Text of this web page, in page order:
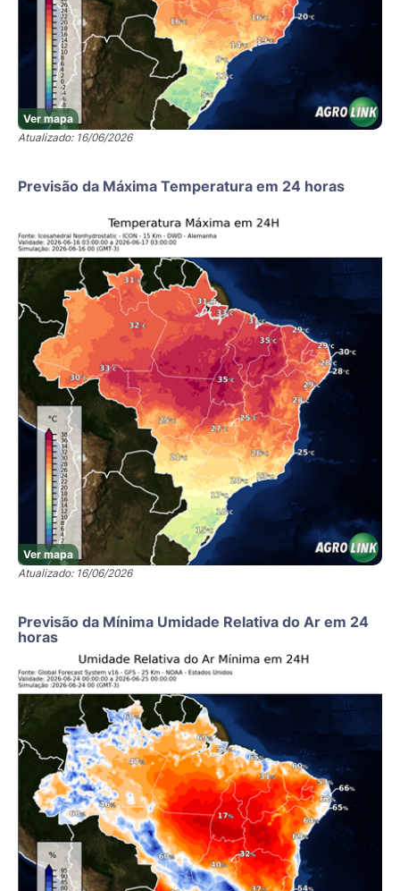
Ver mapa
Atualizado: 16/06/2026
Previsão da Máxima Temperatura em 24 horas
Ver mapa
Atualizado: 16/06/2026
Previsão da Mínima Umidade Relativa do Ar em 24
horas